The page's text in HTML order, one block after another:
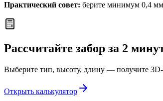
Практический совет: берите минимум 0,4
Рассчитайте забор за 2
Выберите тип, высоту, длину — получите 3D-
Открыть калькулятор